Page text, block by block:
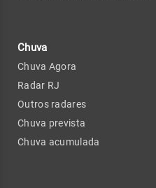
Chuva
Chuva Agora
Radar RJ
Outros radares
Chuva prevista
Chuva acumulada